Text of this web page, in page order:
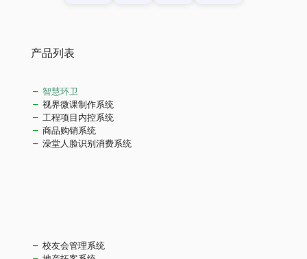
产品列表
智慧环卫
视界微课制作系统
工程项目内控系统
商品购销系统
澡堂人脸识别消费系统
校友会管理系统